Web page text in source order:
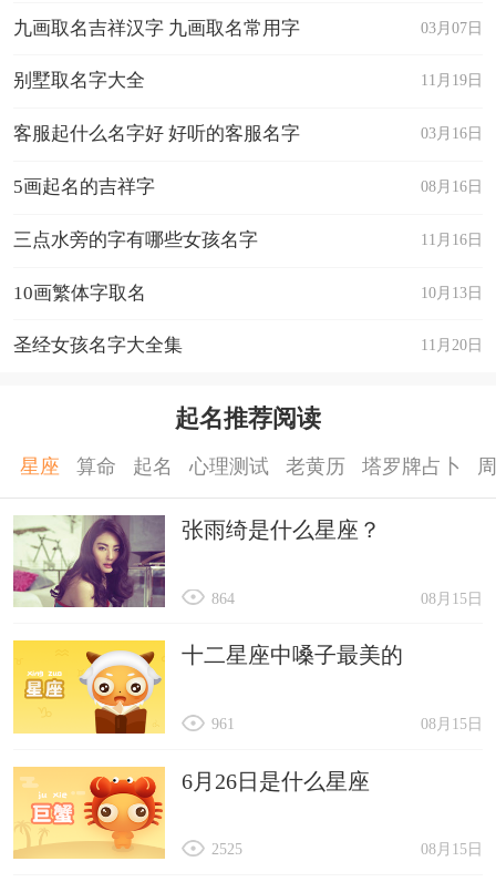
03月07日
九画取名吉祥汉字 九画取名常用字
11月19日
别墅取名字大全
03月16日
客服起什么名字好 好听的客服名字
08月16日
5画起名的吉祥字
11月16日
三点水旁的字有哪些女孩名字
10月13日
10画繁体字取名
11月20日
圣经女孩名字大全集
起名推荐阅读
星座 算命 起名 心理测试 老黄历 塔罗牌占卜
张雨绮是什么星座？
08月15日
864
十二星座中嗓子最美的
08月15日
961
6月26日是什么星座
08月15日
2525